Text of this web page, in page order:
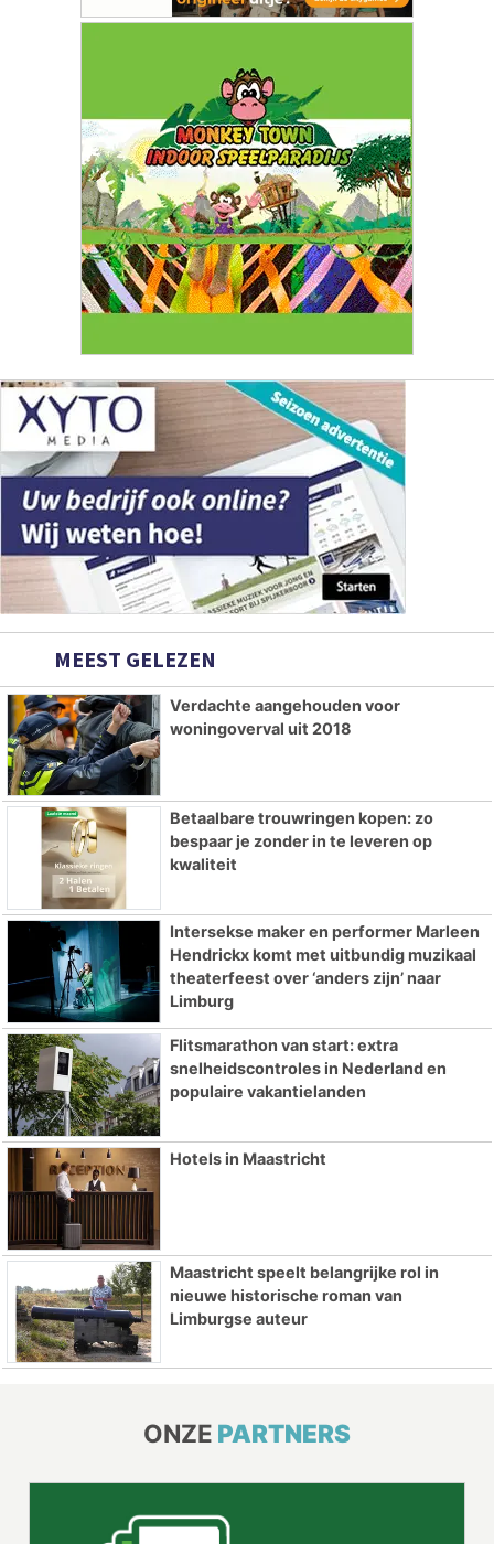
MEEST GELEZEN
Verdachte aangehouden voor
woningoverval uit 2018
Betaalbare trouwringen kopen: zo
bespaar je zonder in te leveren op
kwaliteit
Intersekse maker en performer Marleen
Hendrickx komt met uitbundig muzikaal
theaterfeest over ‘anders zijn’ naar
Limburg
Flitsmarathon van start: extra
snelheidscontroles in Nederland en
populaire vakantielanden
Hotels in Maastricht
Maastricht speelt belangrijke rol in
nieuwe historische roman van
Limburgse auteur
ONZE PARTNERS